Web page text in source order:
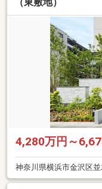
4,280万円～
神奈川県横浜市金沢区並